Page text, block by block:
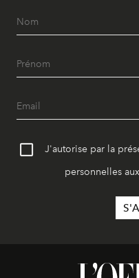
J'autorise par la
personnelles